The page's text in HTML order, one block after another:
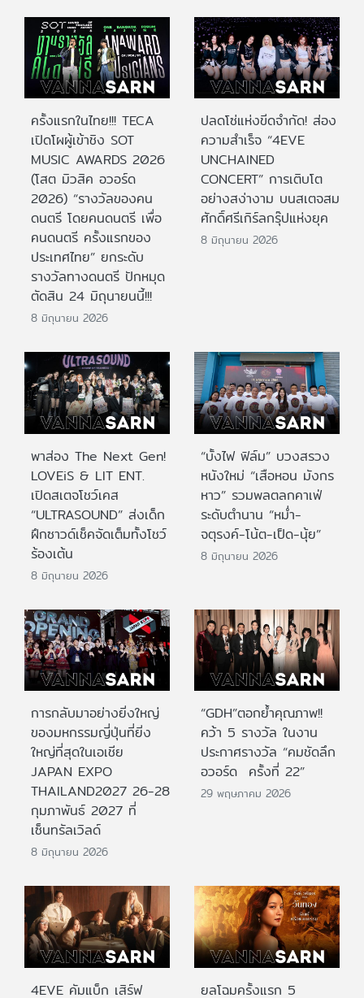
ครั้งแรกในไทย!!! TECA
เปิดโผผู้เข้าชิง SOT
MUSIC AWARDS 2026
(โสต มิวสิค อวอร์ด
2026) “รางวัลของคน
ดนตรี โดยคนดนตรี เพื่อ
คนดนตรี ครั้งแรกของ
ประเทศไทย” ยกระดับ
รางวัลทางดนตรี ปักหมุด
ตัดสิน 24 มิถุนายนนี้!!!
8 มิถุนายน 2026
ปลดโซ่แห่งขีดจำกัด! ส่อง
ความสำเร็จ “4EVE
UNCHAINED
CONCERT” การเติบโต
อย่างสง่างาม บนสเตจสม
ศักดิ์ศรีเกิร์ลกรุ๊ปแห่งยุค
8 มิถุนายน 2026
พาส่อง The Next Gen!
LOVEiS & LIT ENT.
เปิดสเตจโชว์เคส
“ULTRASOUND” ส่งเด็ก
ฝึกซาวด์เช็คจัดเต็มทั้งโชว์
ร้องเต้น
8 มิถุนายน 2026
“บั้งไฟ ฟิล์ม” บวงสรวง
หนังใหม่ “เสือหอน มังกร
หาว” รวมพลตลกคาเฟ่
ระดับตำนาน “หม่ำ-
จตุรงค์-โน้ต-เป็ด-นุ้ย”
8 มิถุนายน 2026
การกลับมาอย่างยิ่งใหญ่
ของมหกรรมญี่ปุ่นที่ยิ่ง
ใหญ่ที่สุดในเอเชีย
JAPAN EXPO
THAILAND2027 26-28
กุมภาพันธ์ 2027 ที่
เซ็นทรัลเวิลด์
8 มิถุนายน 2026
“GDH”ตอกย้ำคุณภาพ!!
คว้า 5 รางวัล ในงาน
ประกาศรางวัล “คมชัดลึก
อวอร์ด ครั้งที่ 22”
29 พฤษภาคม 2026
4EVE คัมแบ็ก เสิร์ฟ ยลโฉมครั้งแรก 5